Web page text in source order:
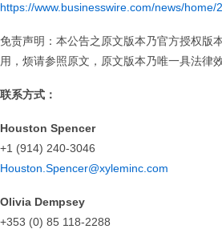
https://www.businesswire.com/news/
免责声明：本公告之原文版本乃官方授权版
用，烦请参照原文，原文版本乃唯一具法律
联系方式：
Houston Spencer
+1 (914) 240-3046
Houston.Spencer@xyleminc.com
Olivia Dempsey
+353 (0) 85 118-2288